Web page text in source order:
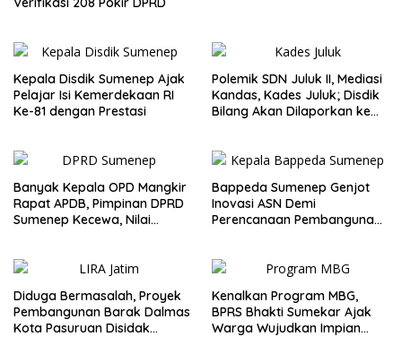
Kepala Disdik Sumenep Ajak
Pelajar Isi Kemerdekaan RI
Ke-81 dengan Prestasi
Polemik SDN Juluk II, Mediasi
Kandas, Kades Juluk; Disdik
Bilang Akan Dilaporkan ke
Banyak Kepala OPD Mangkir
Rapat APDB, Pimpinan DPRD
Sumenep Kecewa, Nilai
Bappeda Sumenep Genjot
Inovasi ASN Demi
Perencanaan Pembangunan
Diduga Bermasalah, Proyek
Pembangunan Barak Dalmas
Kota Pasuruan Disidak
Kenalkan Program MBG,
BPRS Bhakti Sumekar Ajak
Warga Wujudkan Impian